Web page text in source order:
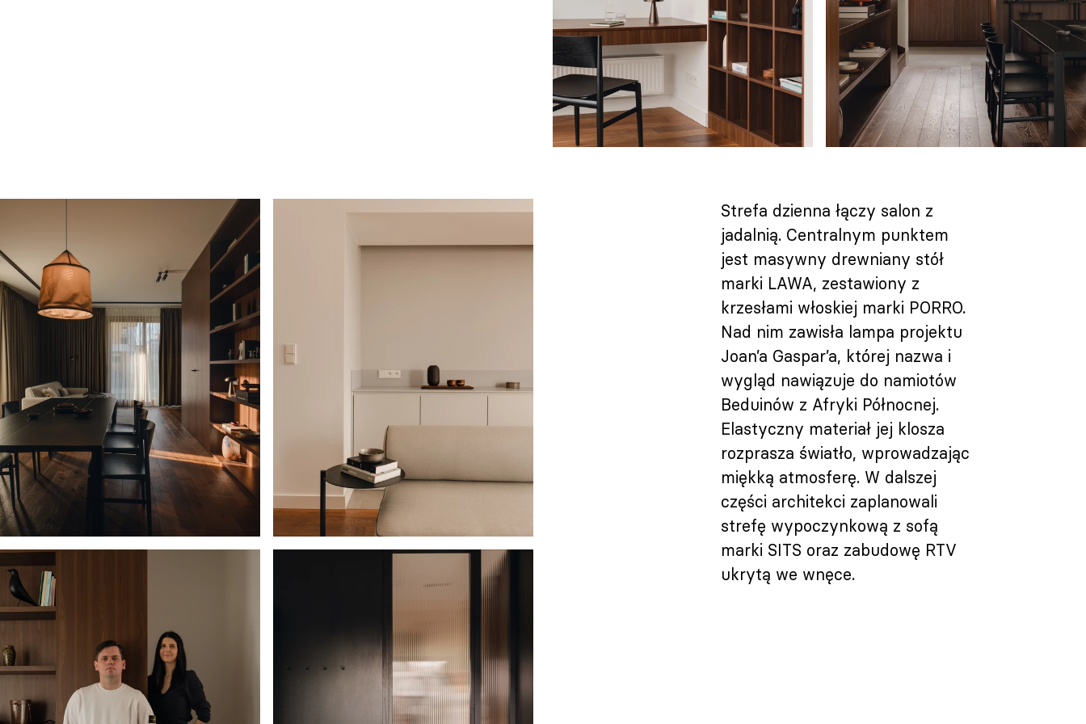
Strefa dzienna łączy salon z
jadalnią. Centralnym punktem
jest masywny drewniany stół
marki LAWA, zestawiony z
krzesłami włoskiej marki PORRO.
Nad nim zawisła lampa projektu
Joan’a Gaspar’a, której nazwa i
wygląd nawiązuje do namiotów
Beduinów z Afryki Północnej.
Elastyczny materiał jej klosza
rozprasza światło, wprowadzając
miękką atmosferę. W dalszej
części architekci zaplanowali
strefę wypoczynkową z sofą
marki SITS oraz zabudowę RTV
ukrytą we wnęce.